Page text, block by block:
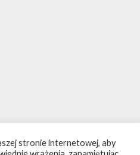
stronie internetowej, aby